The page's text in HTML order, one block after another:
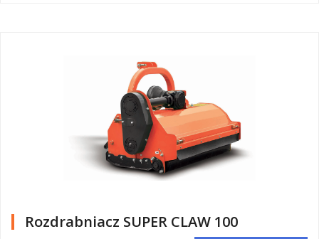
Rozdrabniacz SUPER CLAW 100